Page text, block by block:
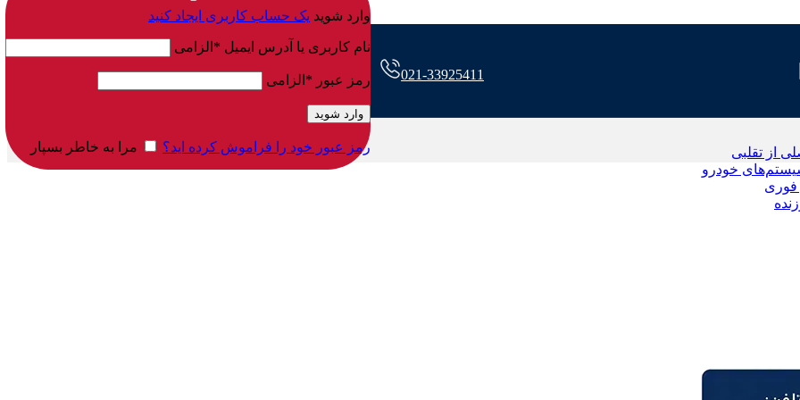
021-33925411
وارد شوید یک حساب کاربری ایجاد کنید
نام کاربری یا آدرس ایمیل * الزامی
رمز عبور * الزامی
وارد شوید
رمز عبور خود را فراموش کرده اید؟ مرا به خاطر بسپار
از تقلبی
خودرو